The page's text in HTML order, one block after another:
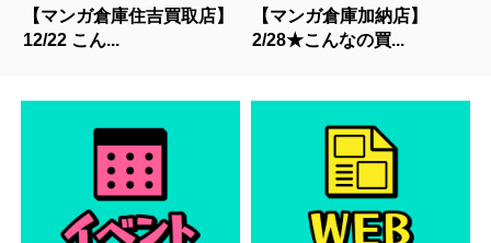
【マンガ倉庫住吉買取店】
12/22 こん...
【マンガ倉庫加納店】
2/28★こんなの買...